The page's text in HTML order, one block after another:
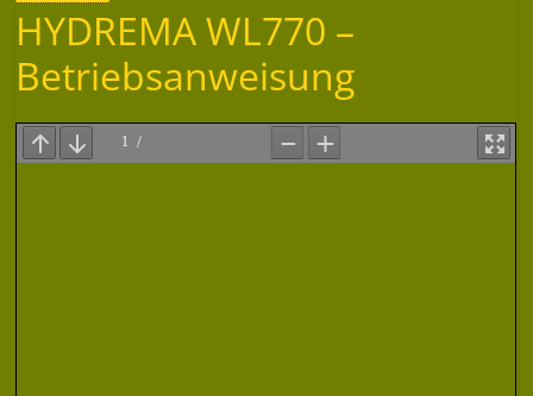
HYDREMA WL770 –
Betriebsanweisung